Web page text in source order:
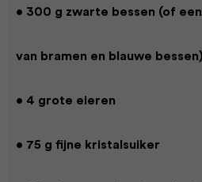
• 300 g zwarte bessen (of
van bramen en blauwe bessen)
• 4 grote eieren
• 75 g fijne kristalsuiker